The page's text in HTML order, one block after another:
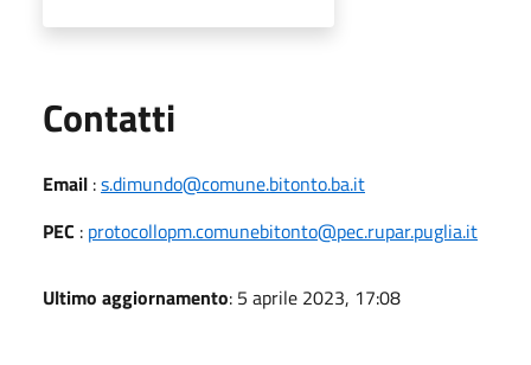
Contatti
Email :s.dimundo@comune.bitonto.ba.it
PEC : protocollopm.comunebitonto@pec.rupar.puglia.it
Ultimo aggiornamento: 5 aprile 2023, 17:08